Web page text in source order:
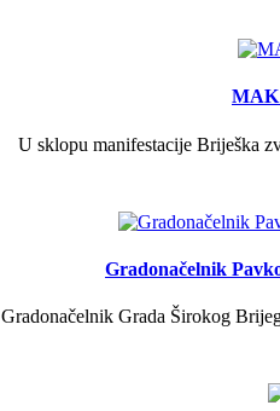
MAK
U sklopu manifestacije Briješka
Gradonačelnik
Gradonačelnik Grada Širokog